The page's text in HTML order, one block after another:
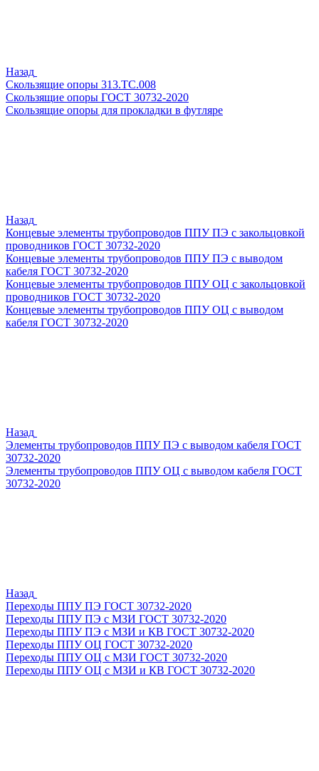
Назад
Скользящие опоры 313.ТС.008
Скользящие опоры ГОСТ 30732-2020
Скользящие опоры для прокладки в футляре
Назад
Концевые элементы трубопроводов ППУ ПЭ с закольцовкой
проводников ГОСТ 30732-2020
Концевые элементы трубопроводов ППУ ПЭ с выводом
кабеля ГОСТ 30732-2020
Концевые элементы трубопроводов ППУ ОЦ с закольцовкой
проводников ГОСТ 30732-2020
Концевые элементы трубопроводов ППУ ОЦ с выводом
кабеля ГОСТ 30732-2020
Назад
Элементы трубопроводов ППУ ПЭ с выводом кабеля ГОСТ
30732-2020
Элементы трубопроводов ППУ ОЦ с выводом кабеля ГОСТ
30732-2020
Назад
Переходы ППУ ПЭ ГОСТ 30732-2020
Переходы ППУ ПЭ с МЗИ ГОСТ 30732-2020
Переходы ППУ ПЭ с МЗИ и КВ ГОСТ 30732-2020
Переходы ППУ ОЦ ГОСТ 30732-2020
Переходы ППУ ОЦ с МЗИ ГОСТ 30732-2020
Переходы ППУ ОЦ с МЗИ и КВ ГОСТ 30732-2020